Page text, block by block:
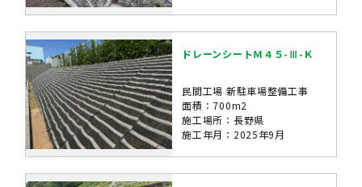
ドレーンシートＭ４５-Ⅲ-Ｋ
民間工場 新駐車場整備工事
面積：700m2
施工場所：長野県
施工年月：2025年9月